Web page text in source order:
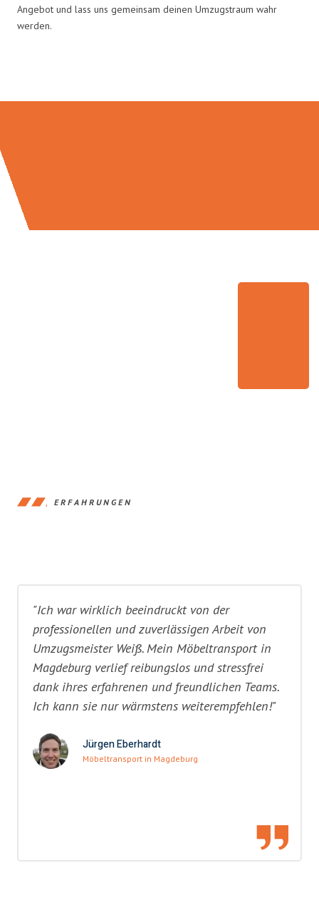
Angebot und lass uns gemeinsam deinen Umzugstraum wahr
werden.
ERFAHRUNGEN
"Ich war wirklich beeindruckt von der
professionellen und zuverlässigen Arbeit von
Umzugsmeister Weiß. Mein Möbeltransport in
Magdeburg verlief reibungslos und stressfrei
dank ihres erfahrenen und freundlichen Teams.
Ich kann sie nur wärmstens weiterempfehlen!"
Jürgen Eberhardt
Möbeltransport in Magdeburg